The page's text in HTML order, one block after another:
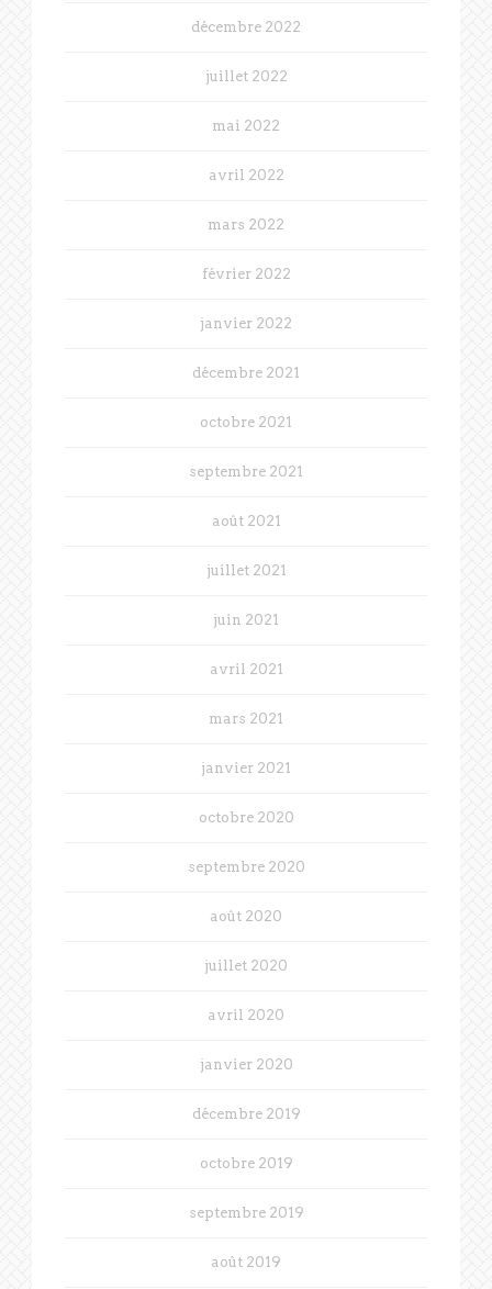
décembre 2022
juillet 2022
mai 2022
avril 2022
mars 2022
février 2022
janvier 2022
décembre 2021
octobre 2021
septembre 2021
août 2021
juillet 2021
juin 2021
avril 2021
mars 2021
janvier 2021
octobre 2020
septembre 2020
août 2020
juillet 2020
avril 2020
janvier 2020
décembre 2019
octobre 2019
septembre 2019
août 2019